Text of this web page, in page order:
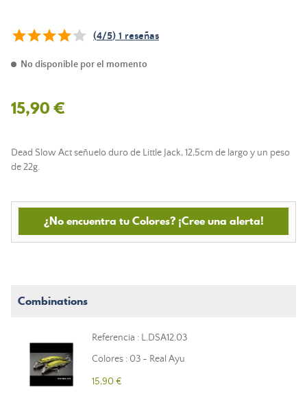
(4/5) 1 reseñas
No disponible por el momento
15,90 €
Dead Slow Act señuelo duro de Little Jack, 12,5cm de largo y un peso
de 22g.
¿No encuentra tu Colores? ¡Cree una alerta!
Combinations
Referencia : L.DSA12.03
Colores : 03 - Real Ayu
15,90 €